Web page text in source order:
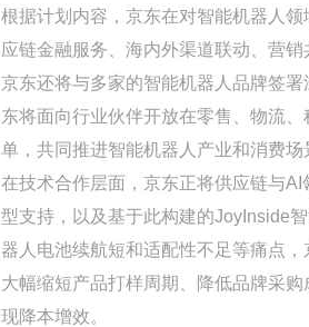
根据计划内容，京东在对智能机器人
应链金融服务、海内外渠道联动、营
京东还将与多家的智能机器人品牌签
东将面向行业伙伴开放在零售、物流
单，共同推进智能机器人产业和消费场
在技术合作层面，京东正将供应链与
型支持，以及基于此构建的JoyInside
器人电池续航短和适配性不足等痛点
大幅缩短产品打样周期、降低品牌采
现降本增效。